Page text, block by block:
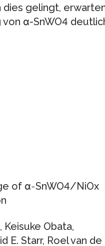
dies gelingt,
α-SnWO4
of α‐SnWO4/NiOx
Keisuke Obata,
E. Starr, Roel van de